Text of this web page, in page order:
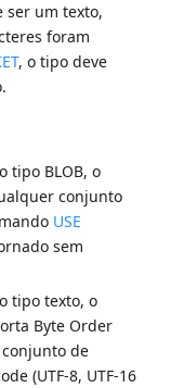
ser um texto,
foram
, o tipo deve
tipo BLOB, o
conjunto
USE
sem
tipo texto, o
Byte Order
conjunto de
(UTF-8, UTF-16